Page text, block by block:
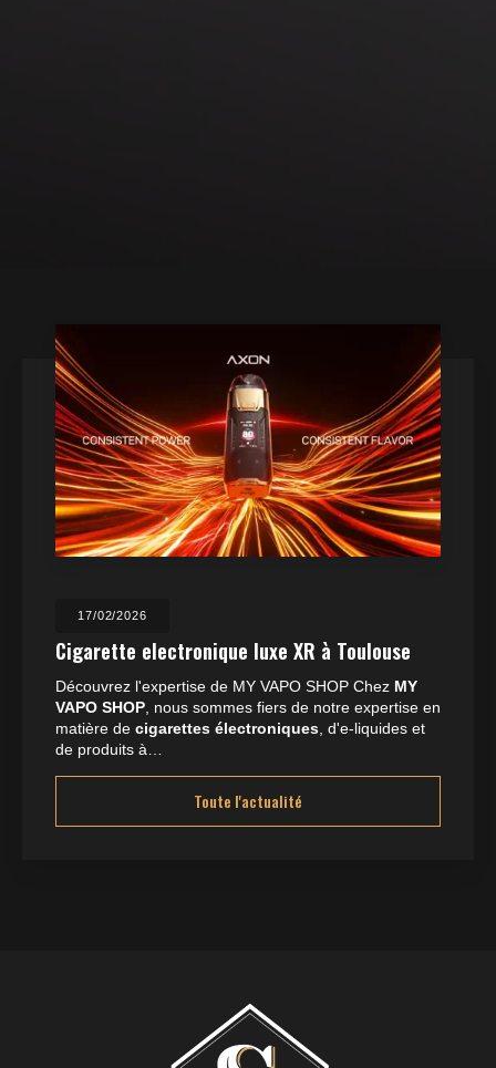
17/02/2026
Cigarette electronique luxe XR à Toulouse
Découvrez l'expertise de MY VAPO SHOP Chez MY
VAPO SHOP , nous sommes fiers de notre expertise en
matière de cigarettes électroniques , d'e-liquides et
de produits à…
Toute l'actualité